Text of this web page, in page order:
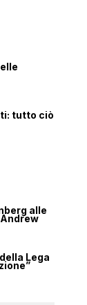
tutto ciò
alle
Lega